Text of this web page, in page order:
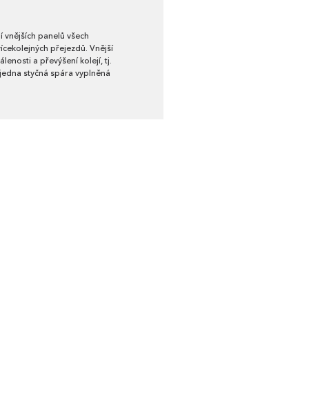
panelů všech
přejezdů. Vnější
a převýšení kolejí, tj.
styčná spára vyplněná